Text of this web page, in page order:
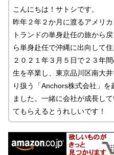
こんにちは！サトシです。
昨年２年２か月に渡るアメリ
トランドの単身赴任の旅から
ら単身赴任で沖縄に出向して住
２０２１年３月５日で２３年
生を卒業し、東京品川区南大
り扱う「Anchors株式会社」を
ました。一緒に会社が成長し
てもらえるとうれしいです！